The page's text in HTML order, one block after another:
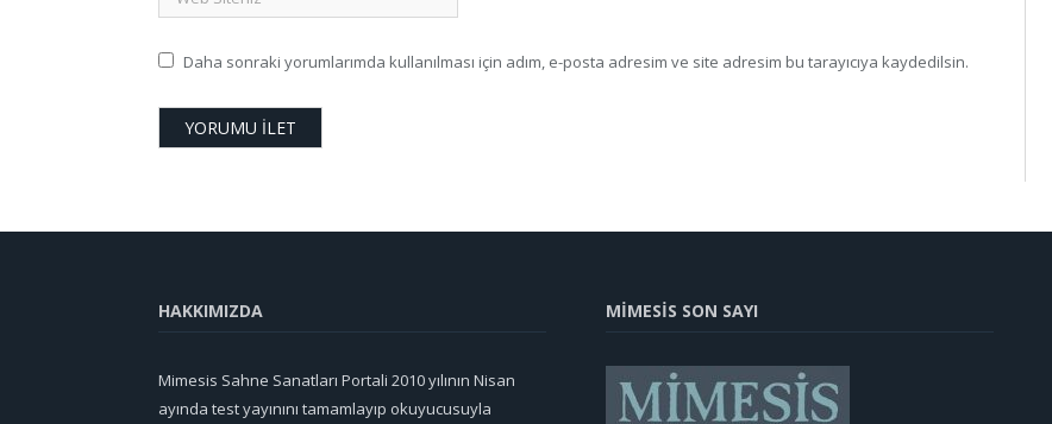
Daha sonraki yorumlarımda kullanılması için adım, e-posta adresim ve site adresim bu tarayıcıya kaydedilsin.
HAKKIMIZDA
Mimesis Sahne Sanatları Portali 2010 yılının Nisan
ayında test yayınını tamamlayıp okuyucusuyla
MİMESİS SON SAYI